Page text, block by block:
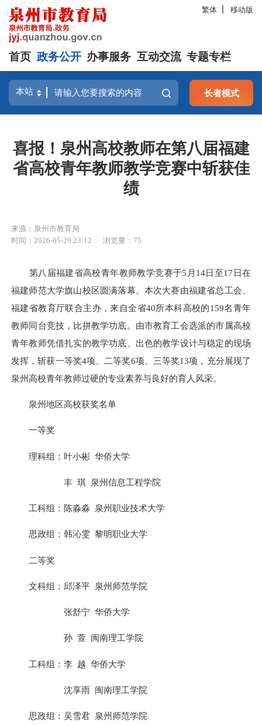
繁体 移动版
首页 政务公开 办事服务 互动交流 专题专栏
长者模式
喜报！泉州高校教师在第八届福建
省高校青年教师教学竞赛中斩获佳
绩
来源：泉州市教育局
时间：2026-05-29 23:12
浏览量： 75
第八届福建省高校青年教师教学竞赛于5月14日至17日在
福建师范大学旗山校区圆满落幕。本次大赛由福建省总工会、
福建省教育厅联合主办，来自全省40所本科高校的159名青年
教师同台竞技，比拼教学功底。由市教育工会选派的市属高校
青年教师凭借扎实的教学功底、出色的教学设计与稳定的现场
发挥，斩获一等奖4项、二等奖6项、三等奖13项，充分展现了
泉州高校青年教师过硬的专业素养与良好的育人风采。
泉州地区高校获奖名单
一等奖
理科组：叶小彬 华侨大学
丰 琪 泉州信息工程学院
工科组：陈淼淼 泉州职业技术大学
思政组：韩沁雯 黎明职业大学
二等奖
文科组：邱泽平 泉州师范学院
张舒宁 华侨大学
孙 萱 闽南理工学院
工科组：李 越 华侨大学
沈享雨 闽南理工学院
思政组：吴雪君 泉州师范学院